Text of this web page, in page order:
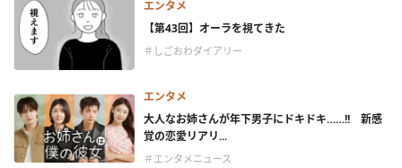
エンタメ
【第43回】オーラを視てきた
＃しごおわダイアリー
エンタメ
大人なお姉さんが年下男子にドキドキ……!! 新感
覚の恋愛リアリ...
＃エンタメニュース